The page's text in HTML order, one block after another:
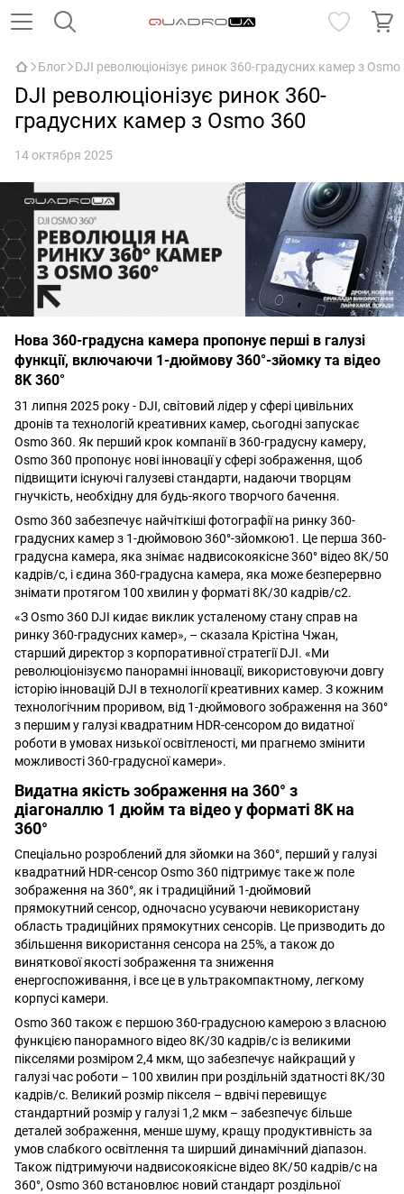
Блог DJI революціонізує ринок 360-градусних камер з Osmo
DJI революціонізує ринок 360-
градусних камер з Osmo 360
14 октября 2025
Нова 360-градусна камера пропонує перші в галузі
функції, включаючи 1-дюймову 360°-зйомку та відео
8K 360°
31 липня 2025 року - DJI, світовий лідер у сфері цивільних
дронів та технологій креативних камер, сьогодні запускає
Osmo 360. Як перший крок компанії в 360-градусну камеру,
Osmo 360 пропонує нові інновації у сфері зображення, щоб
підвищити існуючі галузеві стандарти, надаючи творцям
гнучкість, необхідну для будь-якого творчого бачення.
Osmo 360 забезпечує найчіткіші фотографії на ринку 360-
градусних камер з 1-дюймовою 360°-зйомкою1. Це перша 360-
градусна камера, яка знімає надвисокоякісне 360° відео 8K/50
кадрів/с, і єдина 360-градусна камера, яка може безперервно
знімати протягом 100 хвилин у форматі 8K/30 кадрів/с2.
«З Osmo 360 DJI кидає виклик усталеному стану справ на
ринку 360-градусних камер», – сказала Крістіна Чжан,
старший директор з корпоративної стратегії DJI. «Ми
революціонізуємо панорамні інновації, використовуючи довгу
історію інновацій DJI в технології креативних камер. З кожним
технологічним проривом, від 1-дюймового зображення на 360°
з першим у галузі квадратним HDR-сенсором до видатної
роботи в умовах низької освітленості, ми прагнемо змінити
можливості 360-градусної камери».
Видатна якість зображення на 360° з
діагоналлю 1 дюйм та відео у форматі 8K на
360°
Спеціально розроблений для зйомки на 360°, перший у галузі
квадратний HDR-сенсор Osmo 360 підтримує таке ж поле
зображення на 360°, як і традиційний 1-дюймовий
прямокутний сенсор, одночасно усуваючи невикористану
область традиційних прямокутних сенсорів. Це призводить до
збільшення використання сенсора на 25%, а також до
виняткової якості зображення та зниження
енергоспоживання, і все це в ультракомпактному, легкому
корпусі камери.
Osmo 360 також є першою 360-градусною камерою з власною
функцією панорамного відео 8K/30 кадрів/с із великими
пікселями розміром 2,4 мкм, що забезпечує найкращий у
галузі час роботи – 100 хвилин при роздільній здатності 8K/30
кадрів/с. Великий розмір пікселя – вдвічі перевищує
стандартний розмір у галузі 1,2 мкм – забезпечує більше
деталей зображення, менше шуму, кращу продуктивність за
умов слабкого освітлення та ширший динамічний діапазон.
Також підтримуючи надвисокоякісне відео 8K/50 кадрів/с на
360°, Osmo 360 встановлює новий стандарт роздільної